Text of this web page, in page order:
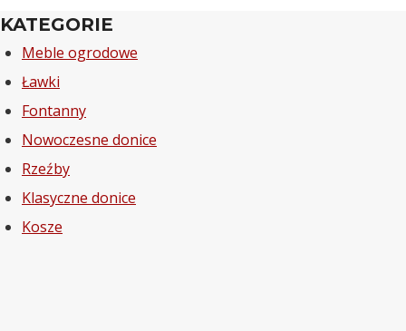
KATEGORIE
Meble ogrodowe
Ławki
Fontanny
Nowoczesne donice
Rzeźby
Klasyczne donice
Kosze